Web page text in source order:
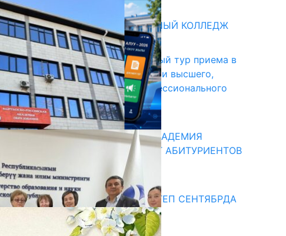
Абитуриент
БИШКЕКСКИЙ УНИВЕРСАЛЬНЫЙ КОЛЛЕДЖ
17.07.2026
В Кыргызстане начался первый тур приема в
образовательные организации высшего,
среднего и начального профессионального
образования
13.07.2026
КЫРГЫЗКО-РОССИЙСКАЯ АКАДЕМИЯ
ОБРАЗОВАНИЯ ПРИГЛАШАЕТ АБИТУРИЕНТОВ
10.07.2026
Медиа
СУЗАКТА 750 ОРУНДУУ МЕКТЕП СЕНТЯБРДА
ПАЙДАЛАНУУГА БЕРИЛЕТ
07.08.2025